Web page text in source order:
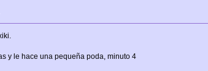
y le hace una pequeña poda, minuto 4